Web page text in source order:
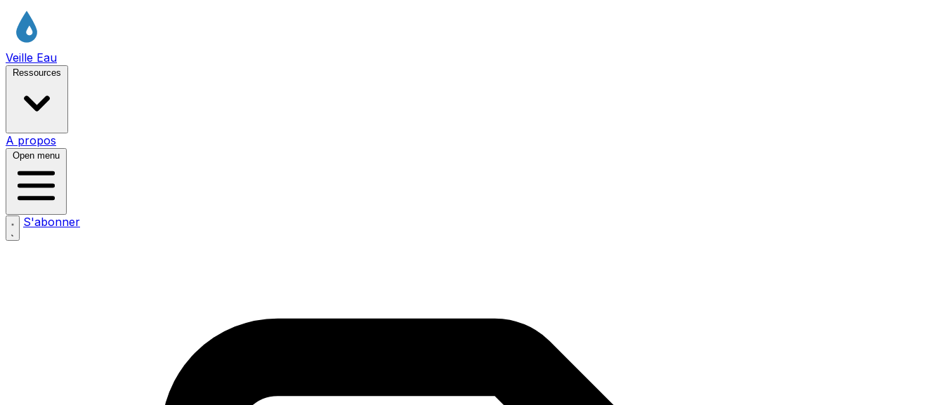
Veille Eau
Ressources
A propos
Open menu
S'abonner